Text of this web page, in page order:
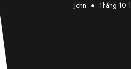
John Tháng 10